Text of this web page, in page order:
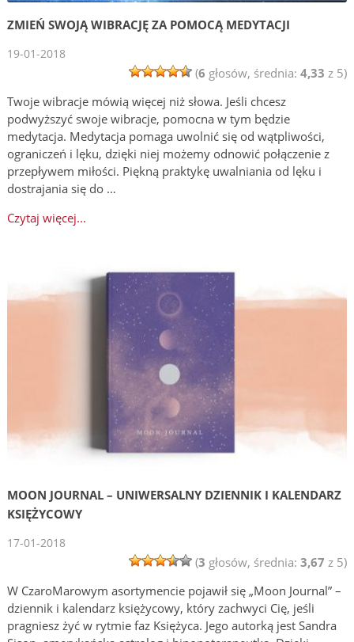
ZMIEŃ SWOJĄ WIBRACJĘ ZA POMOCĄ MEDYTACJI
19-01-2018
(6 głosów, średnia: 4,33 z 5)
Twoje wibracje mówią więcej niż słowa. Jeśli chcesz
podwyższyć swoje wibracje, pomocna w tym będzie
medytacja. Medytacja pomaga uwolnić się od wątpliwości,
ograniczeń i lęku, dzięki niej możemy odnowić połączenie z
przepływem miłości. Piękną praktykę uwalniania od lęku i
dostrajania się do …
Czytaj więcej...
MOON JOURNAL – UNIWERSALNY DZIENNIK I KALENDARZ
KSIĘŻYCOWY
17-01-2018
(3 głosów, średnia: 3,67 z 5)
W CzaroMarowym asortymencie pojawił się „Moon Journal” –
dziennik i kalendarz księżycowy, który zachwyci Cię, jeśli
pragniesz żyć w rytmie faz Księżyca. Jego autorką jest Sandra